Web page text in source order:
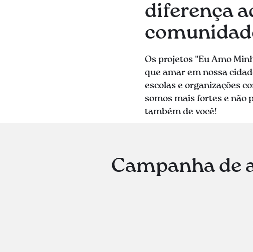
diferença
Os projetos "Eu Amo
que amar em nossa
escolas e organizações
somos mais fortes e não
também de você!
Campanha de